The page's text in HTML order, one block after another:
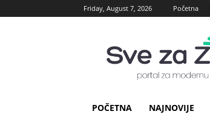
Friday, August 7, 2026 Početna
za
Zenu
POČETNA NAJNOVIJE